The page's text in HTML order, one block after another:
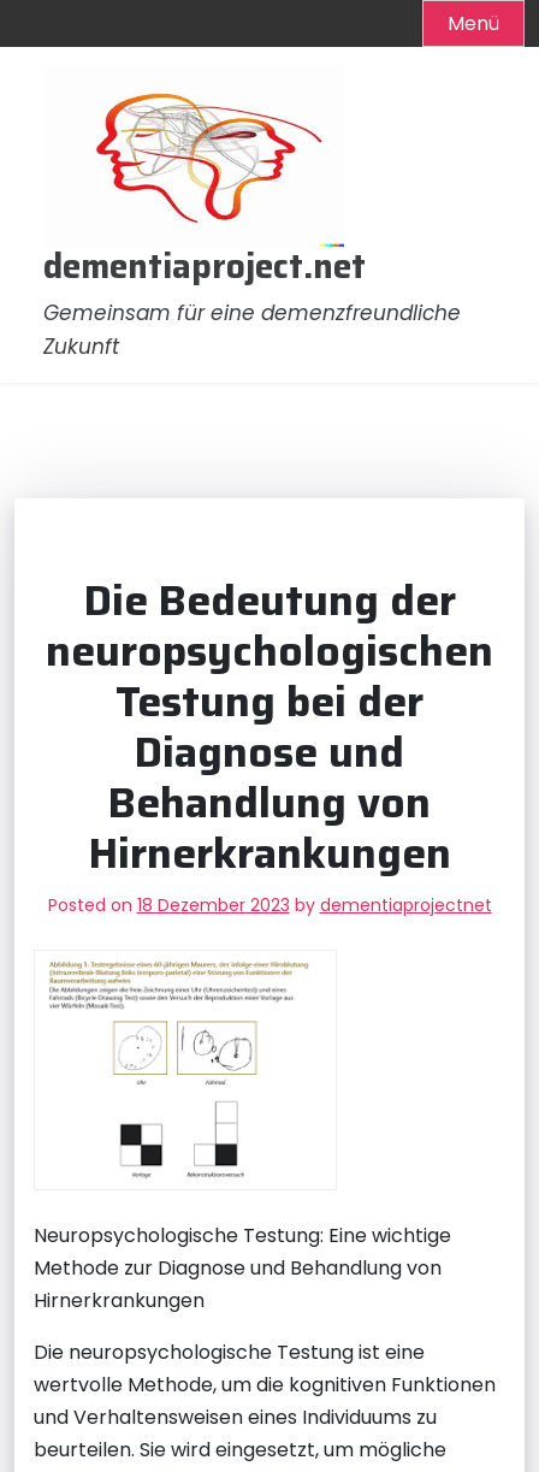
Menü
dementiaproject.net
Gemeinsam für eine demenzfreundliche
Zukunft
Die Bedeutung der
neuropsychologischen
Testung bei der
Diagnose und
Behandlung von
Hirnerkrankungen
Posted on 18 Dezember 2023 by dementiaprojectnet
Neuropsychologische Testung: Eine wichtige
Methode zur Diagnose und Behandlung von
Hirnerkrankungen
Die neuropsychologische Testung ist eine
wertvolle Methode, um die kognitiven Funktionen
und Verhaltensweisen eines Individuums zu
beurteilen. Sie wird eingesetzt, um mögliche